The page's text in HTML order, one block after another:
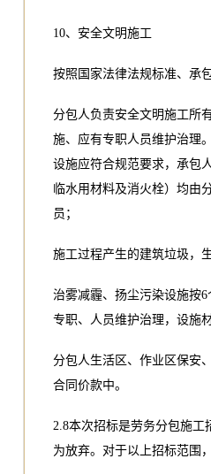
10、安全文明施工
按照国家法律法规标准、承
分包人负责安全文明施工所
施、应有专职人员维护治理
设施应符合规范要求，承包
临水用材料及消火栓）均由
员；
施工过程产生的建筑垃圾，
治雾减霾、扬尘污染设施按
专职、人员维护治理，设施
分包人生活区、作业区保安
合同价款中。
2.8本次招标是劳务分包施
为放弃。对于以上招标范围